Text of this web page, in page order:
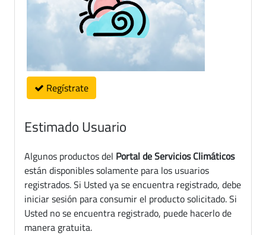
Regístrate
Estimado Usuario
Algunos productos del Portal de Servicios Climáticos
están disponibles solamente para los usuarios
registrados. Si Usted ya se encuentra registrado, debe
iniciar sesión para consumir el producto solicitado. Si
Usted no se encuentra registrado, puede hacerlo de
manera gratuita.